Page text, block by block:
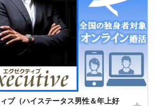
ブ（ハイステータス男性＆年上好